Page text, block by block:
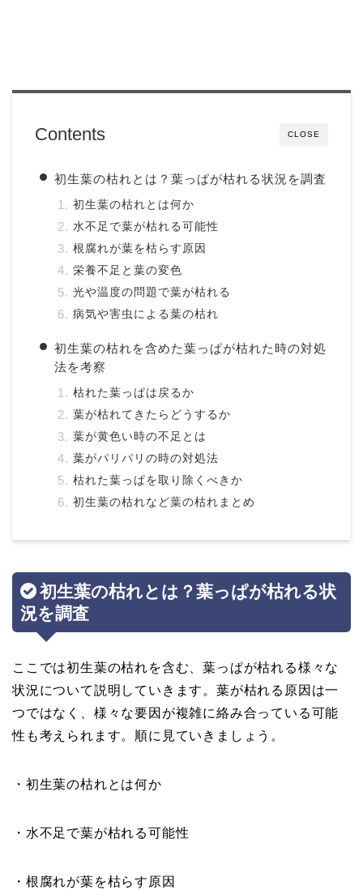
CLOSE
Contents
初生葉の枯れとは？葉っぱが枯れる状況を調査
初生葉の枯れとは何か
水不足で葉が枯れる可能性
根腐れが葉を枯らす原因
栄養不足と葉の変色
光や温度の問題で葉が枯れる
病気や害虫による葉の枯れ
初生葉の枯れを含めた葉っぱが枯れた時の対処
法を考察
枯れた葉っぱは戻るか
葉が枯れてきたらどうするか
葉が黄色い時の不足とは
葉がパリパリの時の対処法
枯れた葉っぱを取り除くべきか
初生葉の枯れなど葉の枯れまとめ
初生葉の枯れとは？葉っぱが枯れる状
況を調査
ここでは初生葉の枯れを含む、葉っぱが枯れる様々な
状況について説明していきます。葉が枯れる原因は一
つではなく、様々な要因が複雑に絡み合っている可能
性も考えられます。順に見ていきましょう。
・初生葉の枯れとは何か
・水不足で葉が枯れる可能性
・根腐れが葉を枯らす原因